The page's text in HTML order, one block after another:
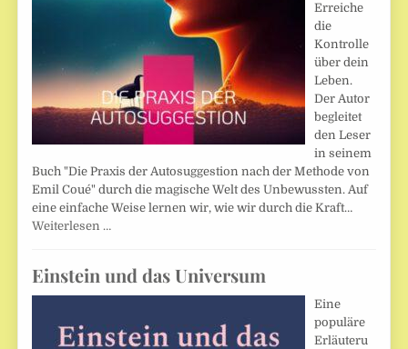
Erreiche
die
Kontrolle
über dein
Leben.
Der Autor
begleitet
den Leser
in seinem
Buch "Die Praxis der Autosuggestion nach der Methode von
Emil Coué" durch die magische Welt des Unbewussten. Auf
eine einfache Weise lernen wir, wie wir durch die Kraft…
Weiterlesen …
Einstein und das Universum
Eine
populäre
Erläuteru